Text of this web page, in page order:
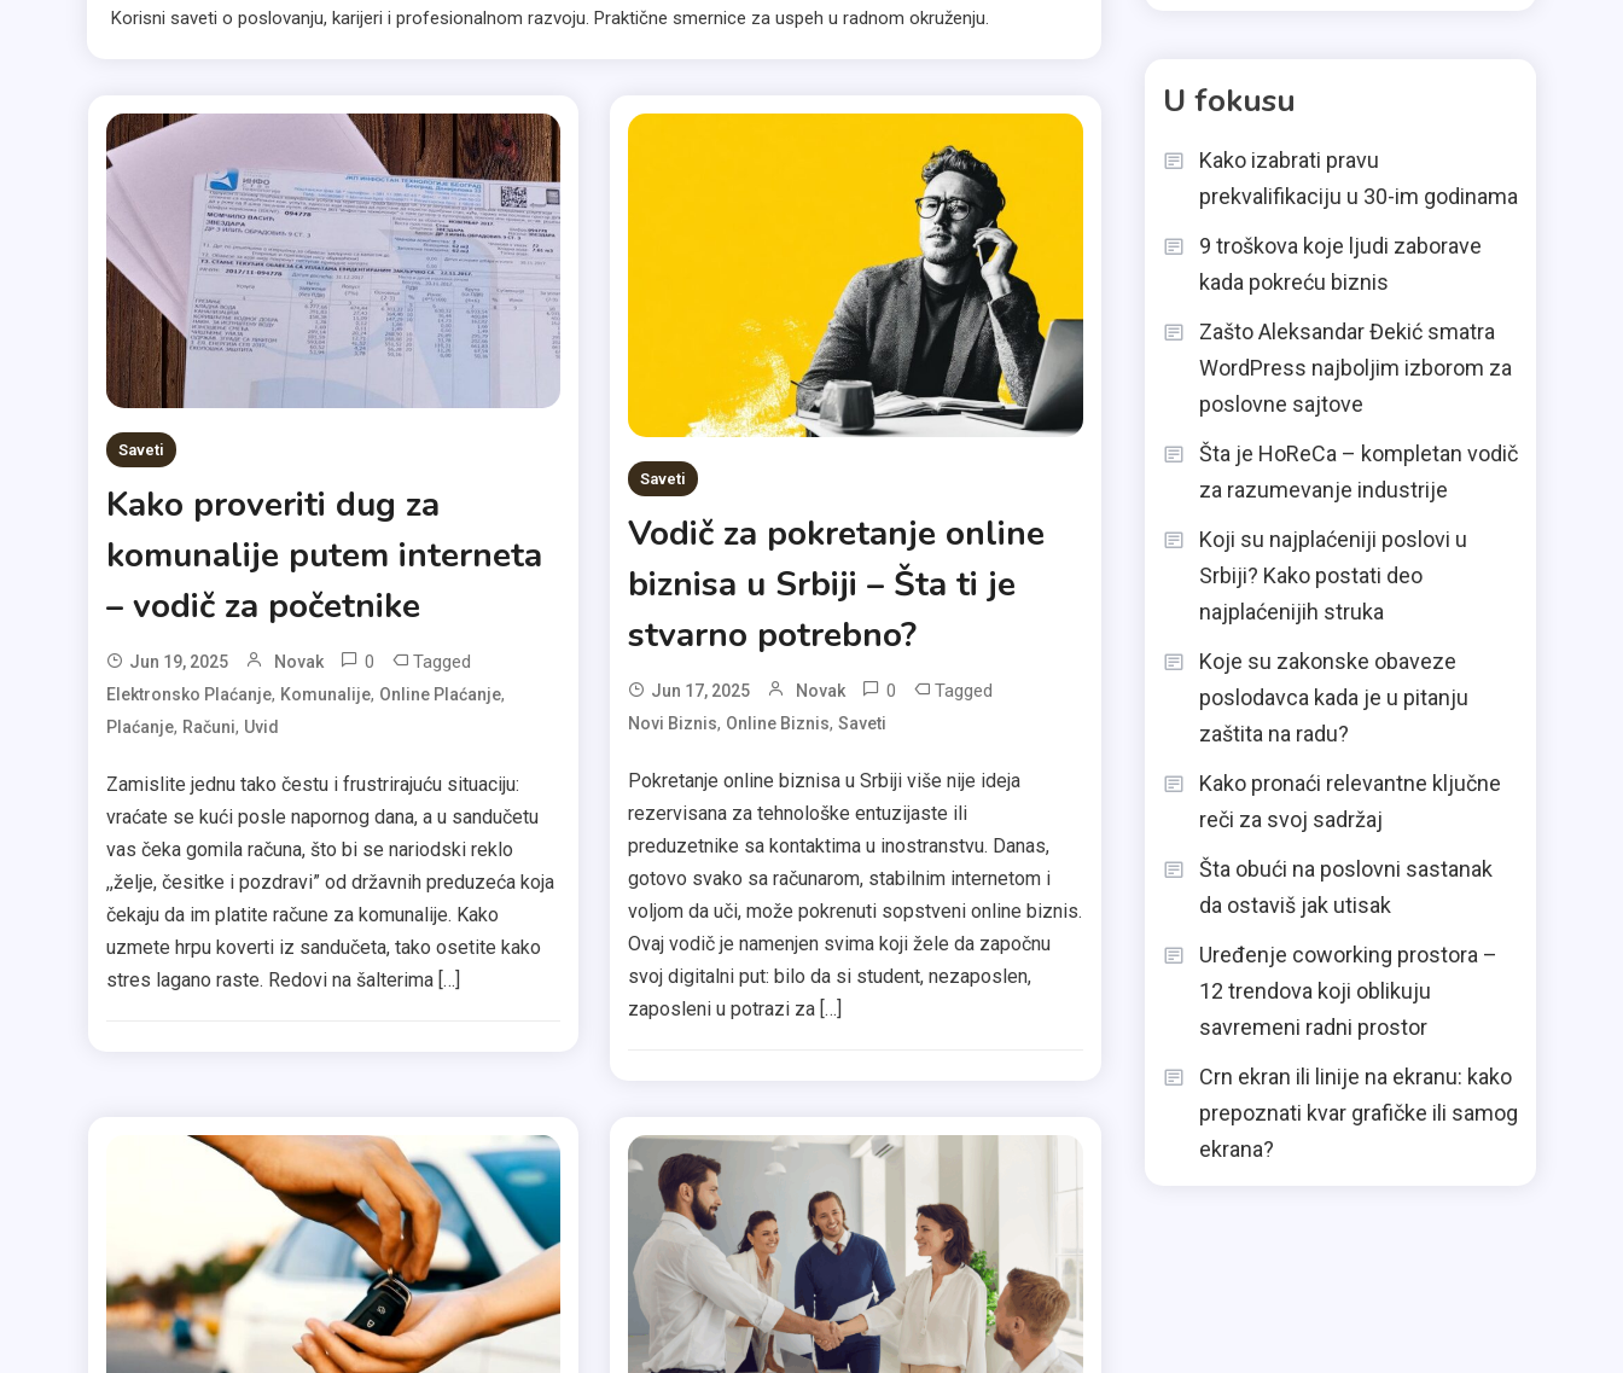
Korisni saveti o poslovanju, karijeri i profesionalnom razvoju. Praktične smernice za uspeh u radnom okruženju.
Saveti
Kako proveriti dug za
komunalije putem interneta
– vodič za početnike
Jun 19, 2025 Novak 0 Tagged
Elektronsko Plaćanje, Komunalije, Online Plaćanje,
Plaćanje, Računi, Uvid
Zamislite jednu tako čestu i frustrirajuću situaciju:
vraćate se kući posle napornog dana, a u sandučetu
vas čeka gomila računa, što bi se nariodski reklo
,,želje, česitke i pozdravi” od državnih preduzeća koja
čekaju da im platite račune za komunalije. Kako
uzmete hrpu koverti iz sandučeta, tako osetite kako
stres lagano raste. Redovi na šalterima […]
Saveti
Vodič za pokretanje online
biznisa u Srbiji – Šta ti je
stvarno potrebno?
Jun 17, 2025 Novak 0 Tagged
Novi Biznis, Online Biznis,Saveti
Pokretanje online biznisa u Srbiji više nije ideja
rezervisana za tehnološke entuzijaste ili
preduzetnike sa kontaktima u inostranstvu. Danas,
gotovo svako sa računarom, stabilnim internetom i
voljom da uči, može pokrenuti sopstveni online biznis.
Ovaj vodič je namenjen svima koji žele da započnu
svoj digitalni put: bilo da si student, nezaposlen,
zaposleni u potrazi za […]
U fokusu
Kako izabrati pravu
prekvalifikaciju u 30-im godinama
9 troškova koje ljudi zaborave
kada pokreću biznis
Zašto Aleksandar Đekić smatra
WordPress najboljim izborom za
poslovne sajtove
Šta je HoReCa – kompletan vodič
za razumevanje industrije
Koji su najplaćeniji poslovi u
Srbiji? Kako postati deo
najplaćenijih struka
Koje su zakonske obaveze
poslodavca kada je u pitanju
zaštita na radu?
Kako pronaći relevantne ključne
reči za svoj sadržaj
Šta obući na poslovni sastanak
da ostaviš jak utisak
Uređenje coworking prostora –
12 trendova koji oblikuju
savremeni radni prostor
Crn ekran ili linije na ekranu: kako
prepoznati kvar grafičke ili samog
ekrana?